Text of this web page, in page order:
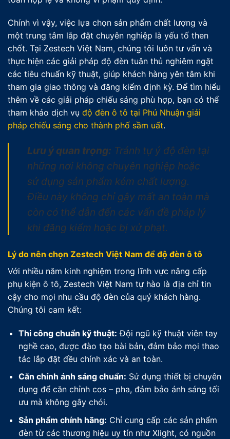
Chính vì vậy, việc lựa chọn sản phẩm chất lượng và
một trung tâm lắp đặt chuyên nghiệp là yếu tố then
chốt. Tại Zestech Việt Nam, chúng tôi luôn tư vấn và
thực hiện các giải pháp độ đèn tuân thủ nghiêm ngặt
các tiêu chuẩn kỹ thuật, giúp khách hàng yên tâm khi
tham gia giao thông và đăng kiểm định kỳ. Để tìm hiểu
thêm về các giải pháp chiếu sáng phù hợp, bạn có thể
tham khảo dịch vụ độ đèn ô tô tại Phú Nhuận giải
pháp chiếu sáng cho thành phố sầm uất.
Lưu ý quan trọng: Tránh tự ý độ đèn tại
những nơi không chuyên nghiệp hoặc
sử dụng sản phẩm kém chất lượng.
Điều này không chỉ gây mất an toàn mà
còn có thể dẫn đến các vấn đề pháp lý
khi đăng kiểm hoặc bị xử phạt.
Lý do nên chọn Zestech Việt Nam để độ đèn ô tô
Với nhiều năm kinh nghiệm trong lĩnh vực nâng cấp
phụ kiện ô tô, Zestech Việt Nam tự hào là địa chỉ tin
cậy cho mọi nhu cầu độ đèn của quý khách hàng.
Chúng tôi cam kết:
Thi công chuẩn kỹ thuật: Đội ngũ kỹ thuật viên tay
nghề cao, được đào tạo bài bản, đảm bảo mọi thao
tác lắp đặt đều chính xác và an toàn.
Căn chỉnh ánh sáng chuẩn: Sử dụng thiết bị chuyên
dụng để căn chỉnh cos – pha, đảm bảo ánh sáng tối
ưu mà không gây chói.
Sản phẩm chính hãng: Chỉ cung cấp các sản phẩm
đèn từ các thương hiệu uy tín như Xlight, có nguồn